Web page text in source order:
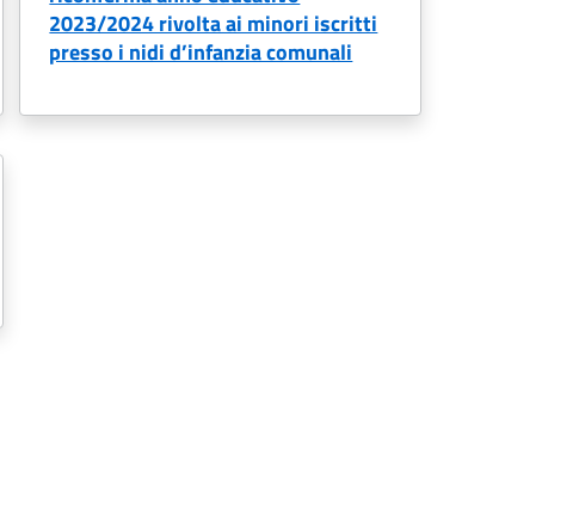
2023/2024 rivolta ai minori iscritti
presso i nidi d’infanzia comunali